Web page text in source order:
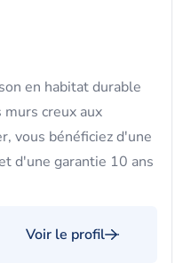
en habitat durable
creux aux
vous bénéficiez d'une
d'une garantie 10 ans
Voir le profil